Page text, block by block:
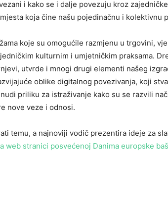
i kako se i dalje povezuju kroz
koja čine našu pojedinačnu i kolektivnu
koje su omogućile razmjenu u trgovini,
kulturnim i umjetničkim praksama.
utvrde i mnogi drugi elementi našeg
oblike digitalnog povezivanja, koji
priliku za istraživanje kako su se razvili
nove veze i odnosi.
temu, a najnoviji vodič prezentira ideje za
web stranici posvećenoj Danima europske